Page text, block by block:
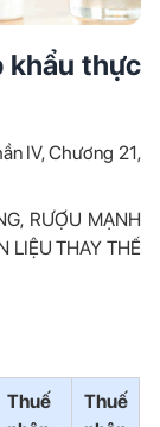
khẩu thực
IV, Chương 21,
RƯỢU MẠNH
LIỆU THAY THẾ
Thuế
Thuế